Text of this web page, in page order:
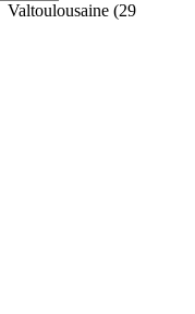
Valtoulousaine (29